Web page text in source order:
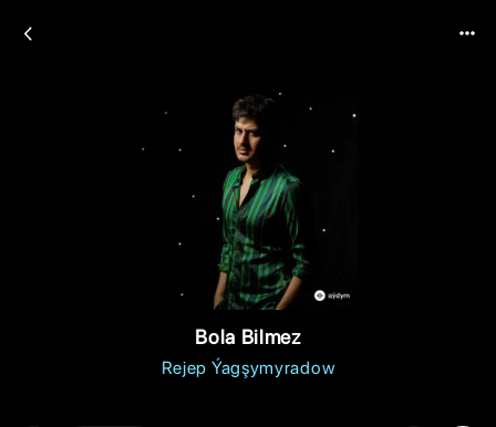
Bola Bilmez
Rejep Ýagşymyradow